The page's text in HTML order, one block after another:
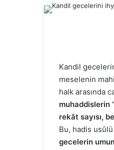
Kandil
meselenin
halk arasında
muhaddislerin
rekât sayısı,
Bu, hadis
gecelerin